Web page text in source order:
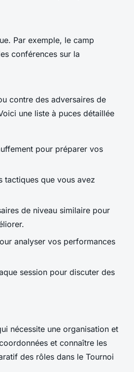
Par exemple, le camp
conférences sur la
contre des adversaires de
une liste à puces détaillée
pour préparer vos
tactiques que vous avez
de niveau similaire pour
analyser vos performances
session pour discuter des
nécessite une organisation et
et connaître les
des rôles dans le Tournoi